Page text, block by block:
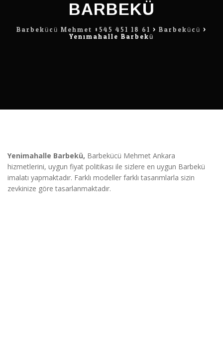
BARBEKÜ
Barbekücü Mehmet 0545 451 18 61 > Barbekücü >
Yenimahalle Barbekü
Yenimahalle Barbekü, Barbekücü Mehmet Ankara
hizmetlerini, uygun fiyat politikası ile sizlere en uygun Barbekü
imalatı yapmaktadır. Farklı modeller farklı tasarımlarla sizin
zevkinize göre tasarlanmaktadır.